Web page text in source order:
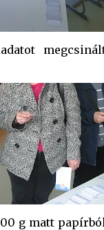
g matt